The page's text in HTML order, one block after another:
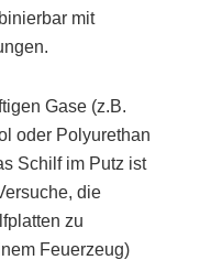
mit
Gase (z.B.
oder Polyurethan
Schilf im Putz ist
die
zu
Feuerzeug)